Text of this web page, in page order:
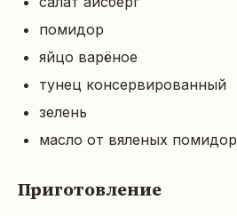
помидор
яйцо варёное
тунец консервированный
зелень
масло от вяленых помидор
Приготовление